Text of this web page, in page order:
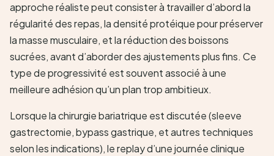
approche réaliste peut consister à travailler d’abord la
régularité des repas, la densité protéique pour préserver
la masse musculaire, et la réduction des boissons
sucrées, avant d’aborder des ajustements plus fins. Ce
type de progressivité est souvent associé à une
meilleure adhésion qu’un plan trop ambitieux.
Lorsque la chirurgie bariatrique est discutée (sleeve
gastrectomie, bypass gastrique, et autres techniques
selon les indications), le replay d’une journée clinique